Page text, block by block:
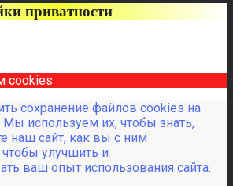
приватности
cookies
сохранение файлов cookies на
используем их, чтобы знать,
наш сайт, как вы с ним
улучшить и
ваш опыт использования сайта.